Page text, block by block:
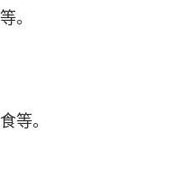
。
等。